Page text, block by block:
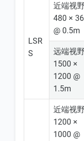
LSR
S
近端视野
480 ×
@ 0.5m
远端视野
1500 ×
1200 @
1.5m
近端视野
1200 ×
1000 @